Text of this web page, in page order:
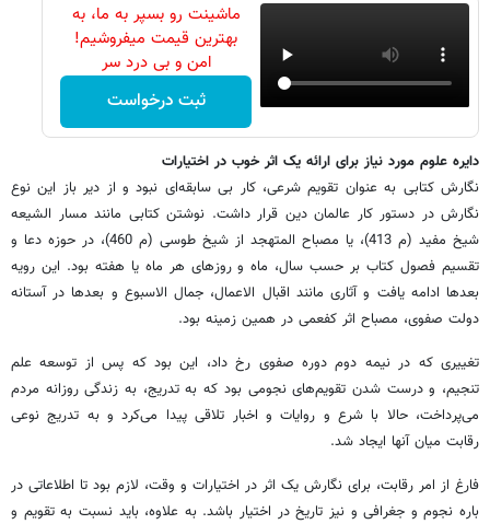
ماشینت رو بسپر به ما، به
بهترین قیمت میفروشیم!
امن و بی درد سر
ثبت درخواست
دایره علوم مورد نیاز برای ارائه یک اثر خوب در اختیارات
نگارش کتابی به عنوان تقویم شرعی، کار بی سابقه‌ای نبود و از دیر باز این نوع
نگارش در دستور کار عالمان دین قرار داشت. نوشتن کتابی مانند مسار الشیعه
شیخ مفید (م 413)، یا مصباح المتهجد از شیخ طوسی (م 460)، در حوزه دعا و
تقسیم فصول کتاب بر حسب سال، ماه و روزهای هر ماه یا هفته بود. این رویه
بعدها ادامه یافت و آثاری مانند اقبال الاعمال، جمال الاسبوع و بعدها در آستانه
دولت صفوی، مصباح اثر کفعمی در همین زمینه بود.
تغییری که در نیمه دوم دوره صفوی رخ داد، این بود که پس از توسعه علم
تنجیم، و درست شدن تقویم‌های نجومی بود که به تدریج، به زندگی روزانه مردم
می‌پرداخت، حالا با شرع و روایات و اخبار تلاقی پیدا می‌کرد و به تدریج نوعی
رقابت میان آنها ایجاد شد.
فارغ از امر رقابت، برای نگارش یک اثر در اختیارات و وقت، لازم بود تا اطلاعاتی در
باره نجوم و جغرافی و نیز تاریخ در اختیار باشد. به علاوه، باید نسبت به تقویم و